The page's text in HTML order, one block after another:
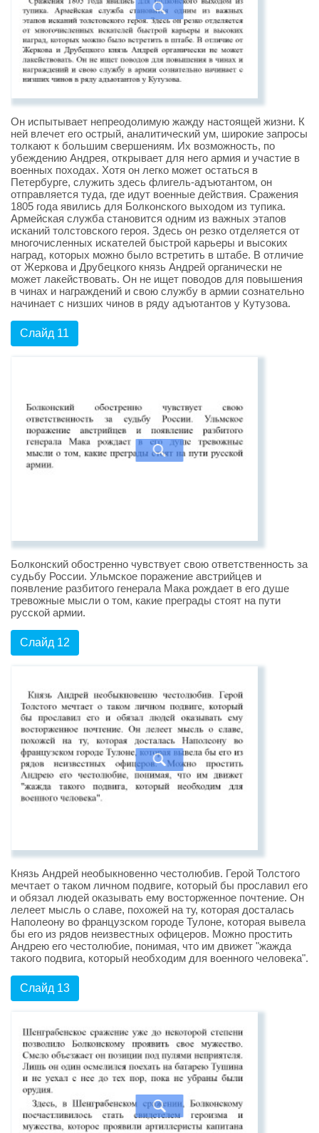
Он испытывает непреодолимую жажду настоящей жизни. К
ней влечет его острый, аналитический ум, широкие запросы
толкают к большим свершениям. Их возможность, по
убеждению Андрея, открывает для него армия и участие в
военных походах. Хотя он легко может остаться в
Петербурге, служить здесь флигель-адъютантом, он
отправляется туда, где идут военные действия. Сражения
1805 года явились для Болконского выходом из тупика.
Армейская служба становится одним из важных этапов
исканий толстовского героя. Здесь он резко отделяется от
многочисленных искателей быстрой карьеры и высоких
наград, которых можно было встретить в штабе. В отличие
от Жеркова и Друбецкого князь Андрей органически не
может лакействовать. Он не ищет поводов для повышения
в чинах и награждений и свою службу в армии сознательно
начинает с низших чинов в ряду адъютантов у Кутузова.
Слайд 11
Болконский обостренно чувствует свою ответственность за
судьбу России. Ульмское поражение австрийцев и
появление разбитого генерала Мака рождает в его душе
тревожные мысли о том, какие преграды стоят на пути
русской армии.
Слайд 12
Князь Андрей необыкновенно честолюбив. Герой Толстого
мечтает о таком личном подвиге, который бы прославил его
и обязал людей оказывать ему восторженное почтение. Он
лелеет мысль о славе, похожей на ту, которая досталась
Наполеону во французском городе Тулоне, которая вывела
бы его из рядов неизвестных офицеров. Можно простить
Андрею его честолюбие, понимая, что им движет "жажда
такого подвига, который необходим для военного человека".
Слайд 13